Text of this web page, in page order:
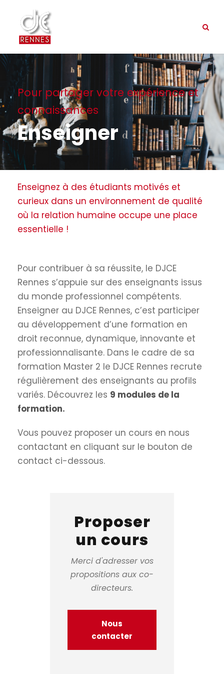
Pour partager votre expérience et
connaissances
Enseigner
Enseignez à des étudiants motivés et
curieux dans un environnement de qualité
où la relation humaine occupe une place
essentielle !
Pour contribuer à sa réussite, le DJCE
Rennes s’appuie sur des enseignants issus
du monde professionnel compétents.
Enseigner au DJCE Rennes, c’est participer
au développement d’une formation en
droit reconnue, dynamique, innovante et
professionnalisante. Dans le cadre de sa
formation Master 2 le DJCE Rennes recrute
régulièrement des enseignants au profils
variés. Découvrez les 9 modules de la
formation.
Vous pouvez proposer un cours en nous
contactant en cliquant sur le bouton de
contact ci-dessous.
Proposer
un cours
Merci d'adresser vos
propositions aux co-
directeurs.
Nous
contacter